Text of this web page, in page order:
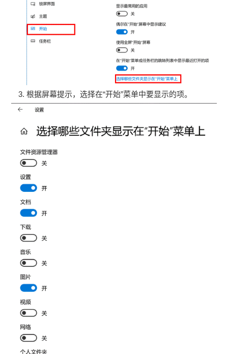
根据屏幕提示，选择在“开始”菜单中要显示的项。